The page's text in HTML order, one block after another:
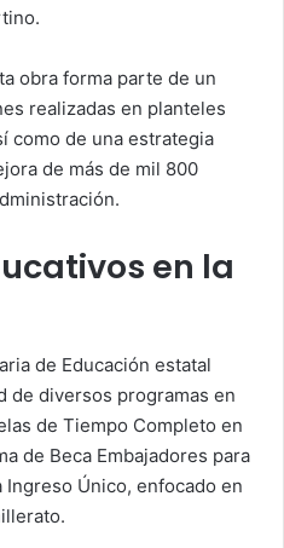
obra forma parte de un
realizadas en planteles
como de una estrategia
de más de mil 800
en la
de Educación estatal
de diversos programas en
de Tiempo Completo en
de Beca Embajadores para
Único, enfocado en